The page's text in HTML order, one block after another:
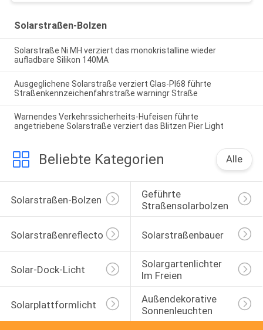
Solarstraßen-Bolzen
Solarstraße Ni MH verziert das monokristalline wieder
aufladbare Silikon 140MA
Ausgeglichene Solarstraße verziert Glas-PI68 führte
Straßenkennzeichenfahrstraße warningr Straße
Warnendes Verkehrssicherheits-Hufeisen führte
angetriebene Solarstraße verziert das Blitzen Pier Light
Beliebte Kategorien Alle
Solarstraßen-Bolzen
Geführte
Straßensolarbolzen
Solarstraßenreflectoren Solarstraßenbauer
Solar-Dock-Licht
Solargartenlichter
Im Freien
Solarplattformlicht
Außendekorative
Sonnenleuchten